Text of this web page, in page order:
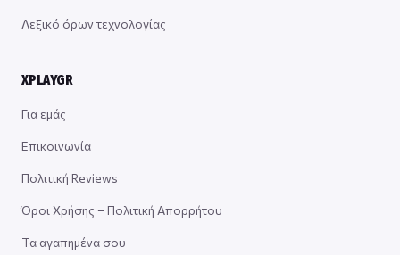
Λεξικό όρων τεχνολογίας
XPLAYGR
Για εμάς
Επικοινωνία
Πολιτική Reviews
Όροι Χρήσης – Πολιτική Απορρήτου
Τα αγαπημένα σου